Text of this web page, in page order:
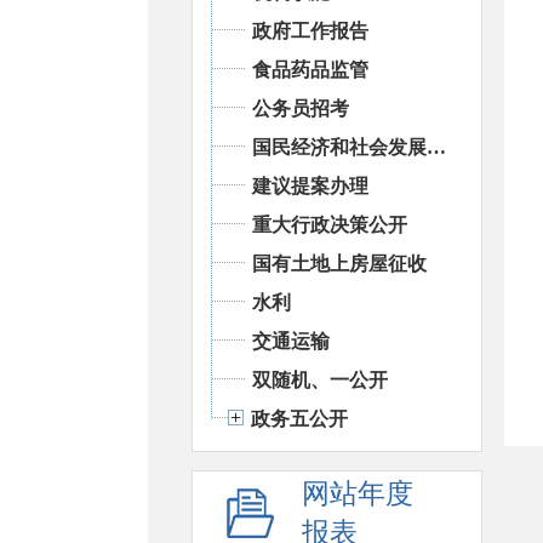
政府工作报告
食品药品监管
公务员招考
国民经济和社会发展统计信息
建议提案办理
重大行政决策公开
国有土地上房屋征收
水利
交通运输
双随机、一公开
政务五公开
网站年度
报表